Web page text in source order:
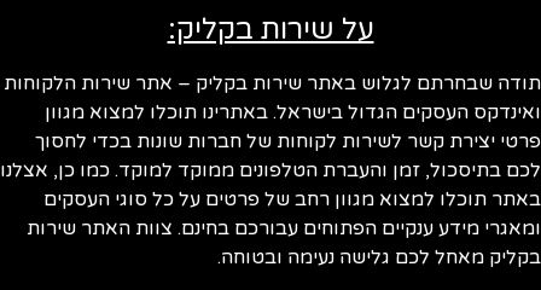
על שירות בקליק:
שבחרתם לגלוש באתר שירות בקליק – אתר שירות הלקוחות
העסקים הגדול בישראל. באתרינו תוכלו למצוא מגוון
יצירת קשר לשירות לקוחות של חברות שונות בכדי לחסוך
בתיסכול, זמן והעברת הטלפונים ממוקד למוקד. כמו כן, אצלנו
תוכלו למצוא מגוון רחב של פרטים על כל סוגי העסקים
מידע ענקיים הפתוחים עבורכם בחינם. צוות האתר שירות
מאחל לכם גלישה נעימה ובטוחה.